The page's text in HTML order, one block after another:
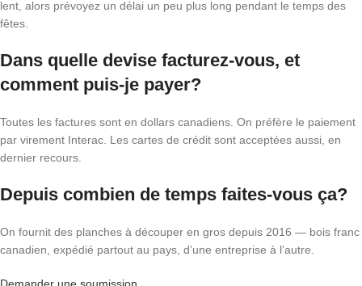
lent, alors prévoyez un délai un peu plus long pendant le temps des
fêtes.
Dans quelle devise facturez-vous, et
comment puis-je payer?
Toutes les factures sont en dollars canadiens. On préfère le paiement
par virement Interac. Les cartes de crédit sont acceptées aussi, en
dernier recours.
Depuis combien de temps faites-vous ça?
On fournit des planches à découper en gros depuis 2016 — bois franc
canadien, expédié partout au pays, d’une entreprise à l’autre.